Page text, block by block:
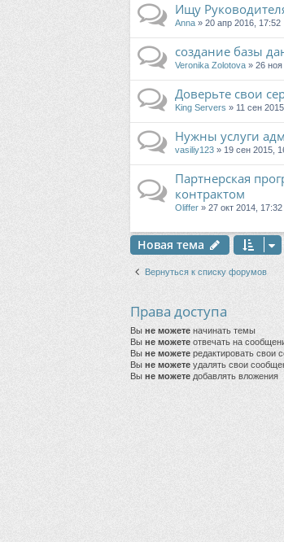
Ищу
Anna » 20 апр 2016, 17:52
создание базы
Veronika Zolotova » 26 ноя
Доверьте свои
King Servers » 11 сен
Нужны услуги
vasiliy123 » 19 сен 2015,
Партнерская
контрактом
Oliffer » 27 окт 2014, 17:32
Новая тема
Вернуться к списку форумов
Права доступа
Вы не можете начинать темы
Вы не можете отвечать на
Вы не можете редактировать свои
Вы не можете удалять свои
Вы не можете добавлять вложения